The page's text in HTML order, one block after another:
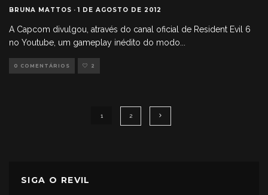
BRUNA MATTOS · 1 DE AGOSTO DE 2012
A Capcom divulgou, através do canal oficial de Resident Evil 6
no Youtube, um gameplay inédito do modo
0 COMENTÁRIOS 2
1 2
SIGA O REVIL